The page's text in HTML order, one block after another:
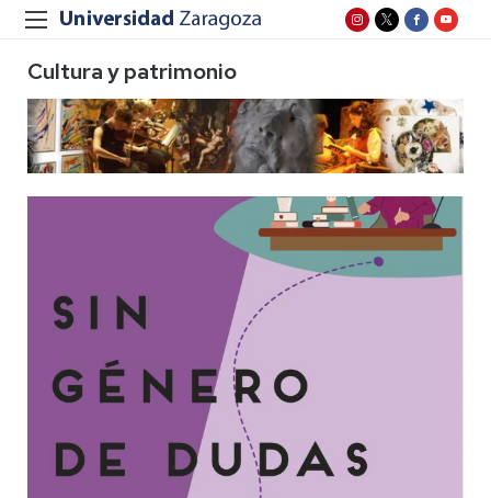
Cultura y patrimonio